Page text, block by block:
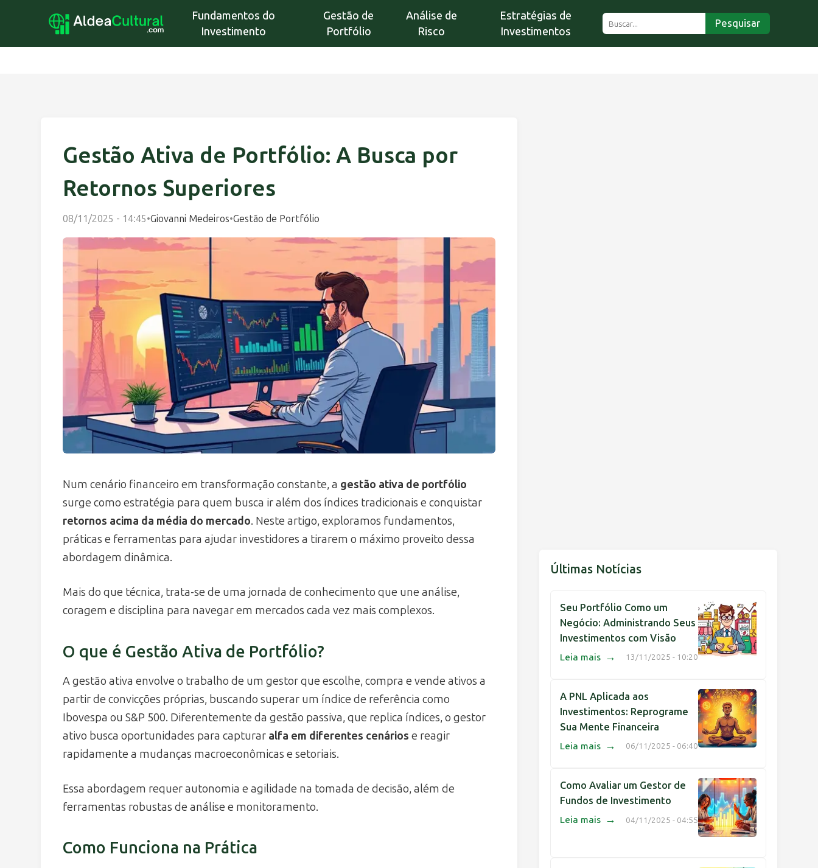
Fundamentos do
Investimento
Gestão de
Portfólio
Análise de
Risco
Estratégias de
Investimentos
Pesquisar
Gestão Ativa de Portfólio: A Busca por
Retornos Superiores
08/11/2025 - 14:45•Giovanni Medeiros•Gestão de Portfólio
Num cenário financeiro em transformação constante, a gestão ativa de portfólio
surge como estratégia para quem busca ir além dos índices tradicionais e conquistar
retornos acima da média do mercado. Neste artigo, exploramos fundamentos,
práticas e ferramentas para ajudar investidores a tirarem o máximo proveito dessa
abordagem dinâmica.
Mais do que técnica, trata-se de uma jornada de conhecimento que une análise,
coragem e disciplina para navegar em mercados cada vez mais complexos.
O que é Gestão Ativa de Portfólio?
A gestão ativa envolve o trabalho de um gestor que escolhe, compra e vende ativos a
partir de convicções próprias, buscando superar um índice de referência como
Ibovespa ou S&P 500. Diferentemente da gestão passiva, que replica índices, o gestor
ativo busca oportunidades para capturar alfa em diferentes cenários e reagir
rapidamente a mudanças macroeconômicas e setoriais.
Essa abordagem requer autonomia e agilidade na tomada de decisão, além de
ferramentas robustas de análise e monitoramento.
Como Funciona na Prática
Últimas Notícias
Seu Portfólio Como um
Negócio: Administrando Seus
Investimentos com Visão
13/11/2025 - 10:20
Leia mais →
A PNL Aplicada aos
Investimentos: Reprograme
Sua Mente Financeira
06/11/2025 - 06:40
Leia mais →
Como Avaliar um Gestor de
Fundos de Investimento
04/11/2025 - 04:55
Leia mais →